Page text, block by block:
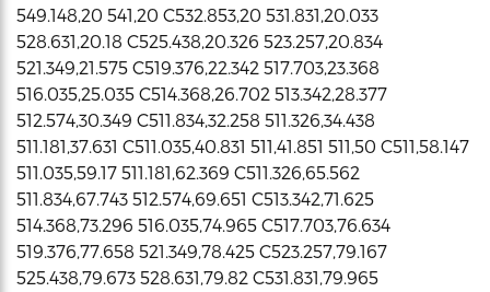
549.148,20 541,20 C532.853,20 531.831,20.033
528.631,20.18 C525.438,20.326 523.257,20.834
521.349,21.575 C519.376,22.342 517.703,23.368
516.035,25.035 C514.368,26.702 513.342,28.377
512.574,30.349 C511.834,32.258 511.326,34.438
511.181,37.631 C511.035,40.831 511,41.851 511,50 C511,58.147
511.035,59.17 511.181,62.369 C511.326,65.562
511.834,67.743 512.574,69.651 C513.342,71.625
514.368,73.296 516.035,74.965 C517.703,76.634
519.376,77.658 521.349,78.425 C523.257,79.167
525.438,79.673 528.631,79.82 C531.831,79.965